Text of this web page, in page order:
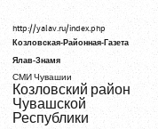
http://yalav.ru/index.php
Козловская-Районная-Газета
Ялав-Знамя
СМИ Чувашии
Козловский район
Чувашской
Республики